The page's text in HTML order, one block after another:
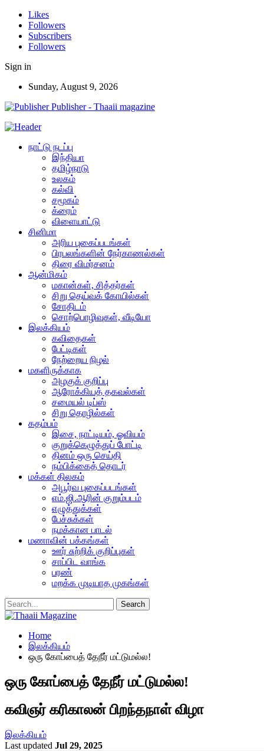
Likes
Followers
Subscribers
Followers
Sign in
Sunday, August 9, 2026
Publisher - Thaaii magazine
நாட்டு நடப்பு
இந்தியா
தமிழ்நாடு
உலகம்
கல்வி
சமூகம்
க்ரைம்
விளையாட்டு
சினிமா
அரிய புகைப்படங்கள்
பிரபலங்களின் நேர்காணல்கள்
திரை விமர்சனம்
ஆன்மிகம்
மகான்கள், சித்தர்கள்
சிறு தெய்வக் கோயில்கள்
சோதிடம்
சொற்பொழிவுகள், வீடியோ
இலக்கியம்
கவிதைகள்
பேட்டிகள்
நேற்றைய நிழல்
மகளிருக்காக
அழகுக் குறிப்பு
ஆரோக்கியத் தகவல்கள்
சமையல் டிப்ஸ்
சிறு தொழில்கள்
கதம்பம்
இசை, நாட்டியம், ஓவியம்
குறுக்கெழுத்துப் போட்டி
தினம் ஒரு செய்தி
நம்பிக்கைத் தொடர்
மக்கள் திலகம்
அபூர்வ புகைப்படங்கள்
எம்.ஜி.ஆரின் குறும்படம்
எழுத்துக்கள்
பேச்சுக்கள்
நமக்கான பாடல்
மணாவின் பக்கங்கள்
ஊர் சுற்றிக் குறிப்புகள்
சாப்பிட வாங்க
பரண்
மறக்க முடியாத முகங்கள்
Home
இலக்கியம்
ஒரு கோப்பைத் தேநீர் மட்டுமல்ல!
ஒரு கோப்பைத் தேநீர் மட்டுமல்ல!
கவிஞர் கரிகாலன் பிறந்தநாள் விழா
இலக்கியம்
Last updated Jul 29, 2025